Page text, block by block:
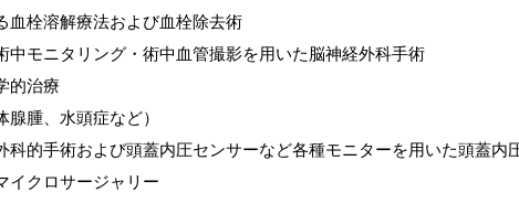
血栓溶解療法および血栓除去術
中モニタリング・術中血管撮影を用いた脳神経外科手術
的治療
腫、水頭症など）
科的手術および頭蓋内圧センサーなど各種モニターを用いた頭蓋内
イクロサージャリー